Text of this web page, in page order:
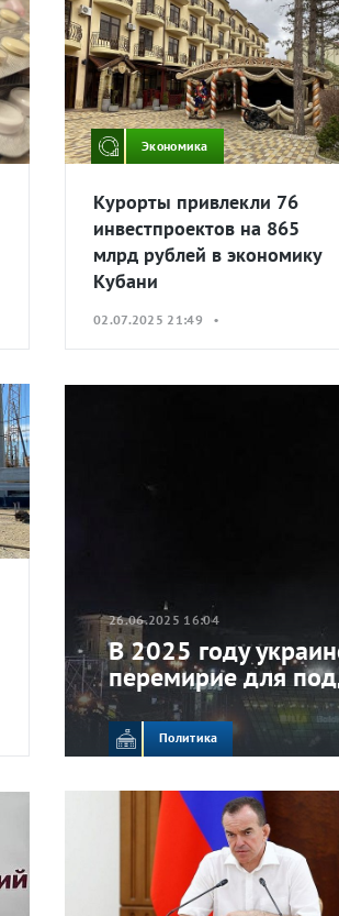
Экономика
Курорты привлекли 76
инвестпроектов на 865
млрд рублей в экономику
Кубани
02.07.2025 21:49 •
26.06.2025 16:04
В 2025 году
перемирие для
Политика